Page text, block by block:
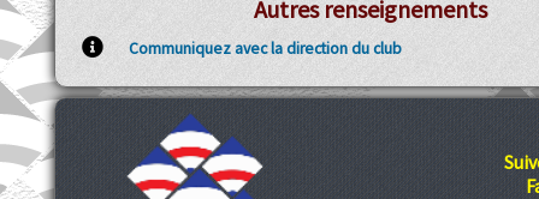
Autres renseignements
Communiquez avec la direction du club